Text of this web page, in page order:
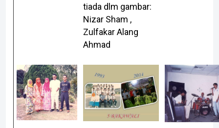
tiada dlm gambar:
Nizar Sham ,
Zulfakar Alang
Ahmad